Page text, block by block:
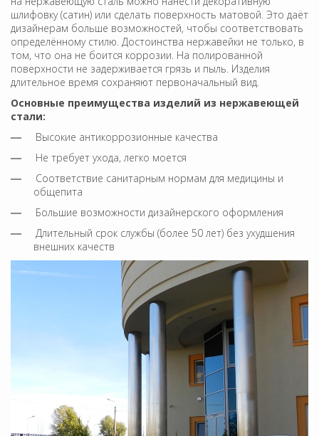
шлифовку (сатин) или сделать поверхность матовой. Это даёт
дизайнерам больше возможностей, чтобы соответствовать
определённому стилю. Достоинства нержавейки не только, в
том, что она не боится коррозии. На полированной
поверхности не задерживается грязь и пыль. Изделия
длительное время сохраняют первоначальный вид.
Основные преимущества изделий из нержавеющей
стали:
Высокие антикоррозионные качества
Не требует ухода, легко моется
Соответствие санитарным нормам для медицины и
общепита
Большие возможности дизайнерского оформления
Длительный срок службы (более 50 лет) без ухудшения
внешних качеств